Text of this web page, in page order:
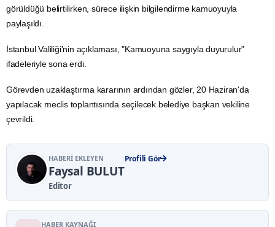
görüldüğü belirtilirken, sürece ilişkin bilgilendirme kamuoyuyla
paylaşıldı.
İstanbul Valiliği'nin açıklaması, "Kamuoyuna saygıyla duyurulur"
ifadeleriyle sona erdi.
Görevden uzaklaştırma kararının ardından gözler, 20 Haziran'da
yapılacak meclis toplantısında seçilecek belediye başkan vekiline
çevrildi.
HABERI EKLEYEN
Faysal BULUT
Editor
Profili Gör
HABER KAYNAĞI